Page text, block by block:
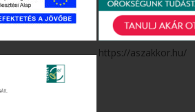
https://aszakkor.hu/